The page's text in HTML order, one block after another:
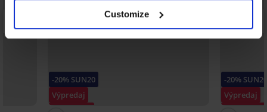
Customize
-20% SUN20
Výpredaj
-20%
Výpredaj